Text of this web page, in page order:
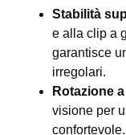
Stabilità
e alla clip a
garantisce
irregolari.
Rotazione a
visione per
confortevole.